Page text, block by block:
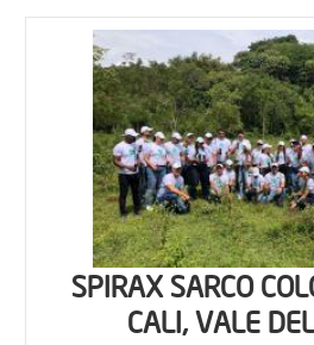
SPIRAX SARCO
CALI, VALE